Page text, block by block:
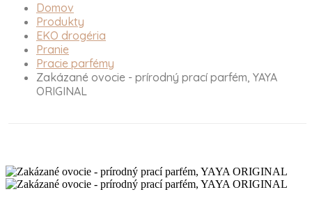
Domov
Produkty
EKO drogéria
Pranie
Pracie parfémy
Zakázané ovocie - prírodný prací parfém, YAYA
ORIGINAL